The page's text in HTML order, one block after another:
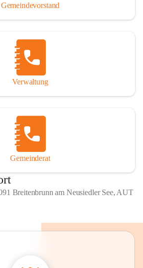
Gemeindevorstand
Verwaltung
Gemeinderat
Breitenbrunn am Neusiedler See, AUT